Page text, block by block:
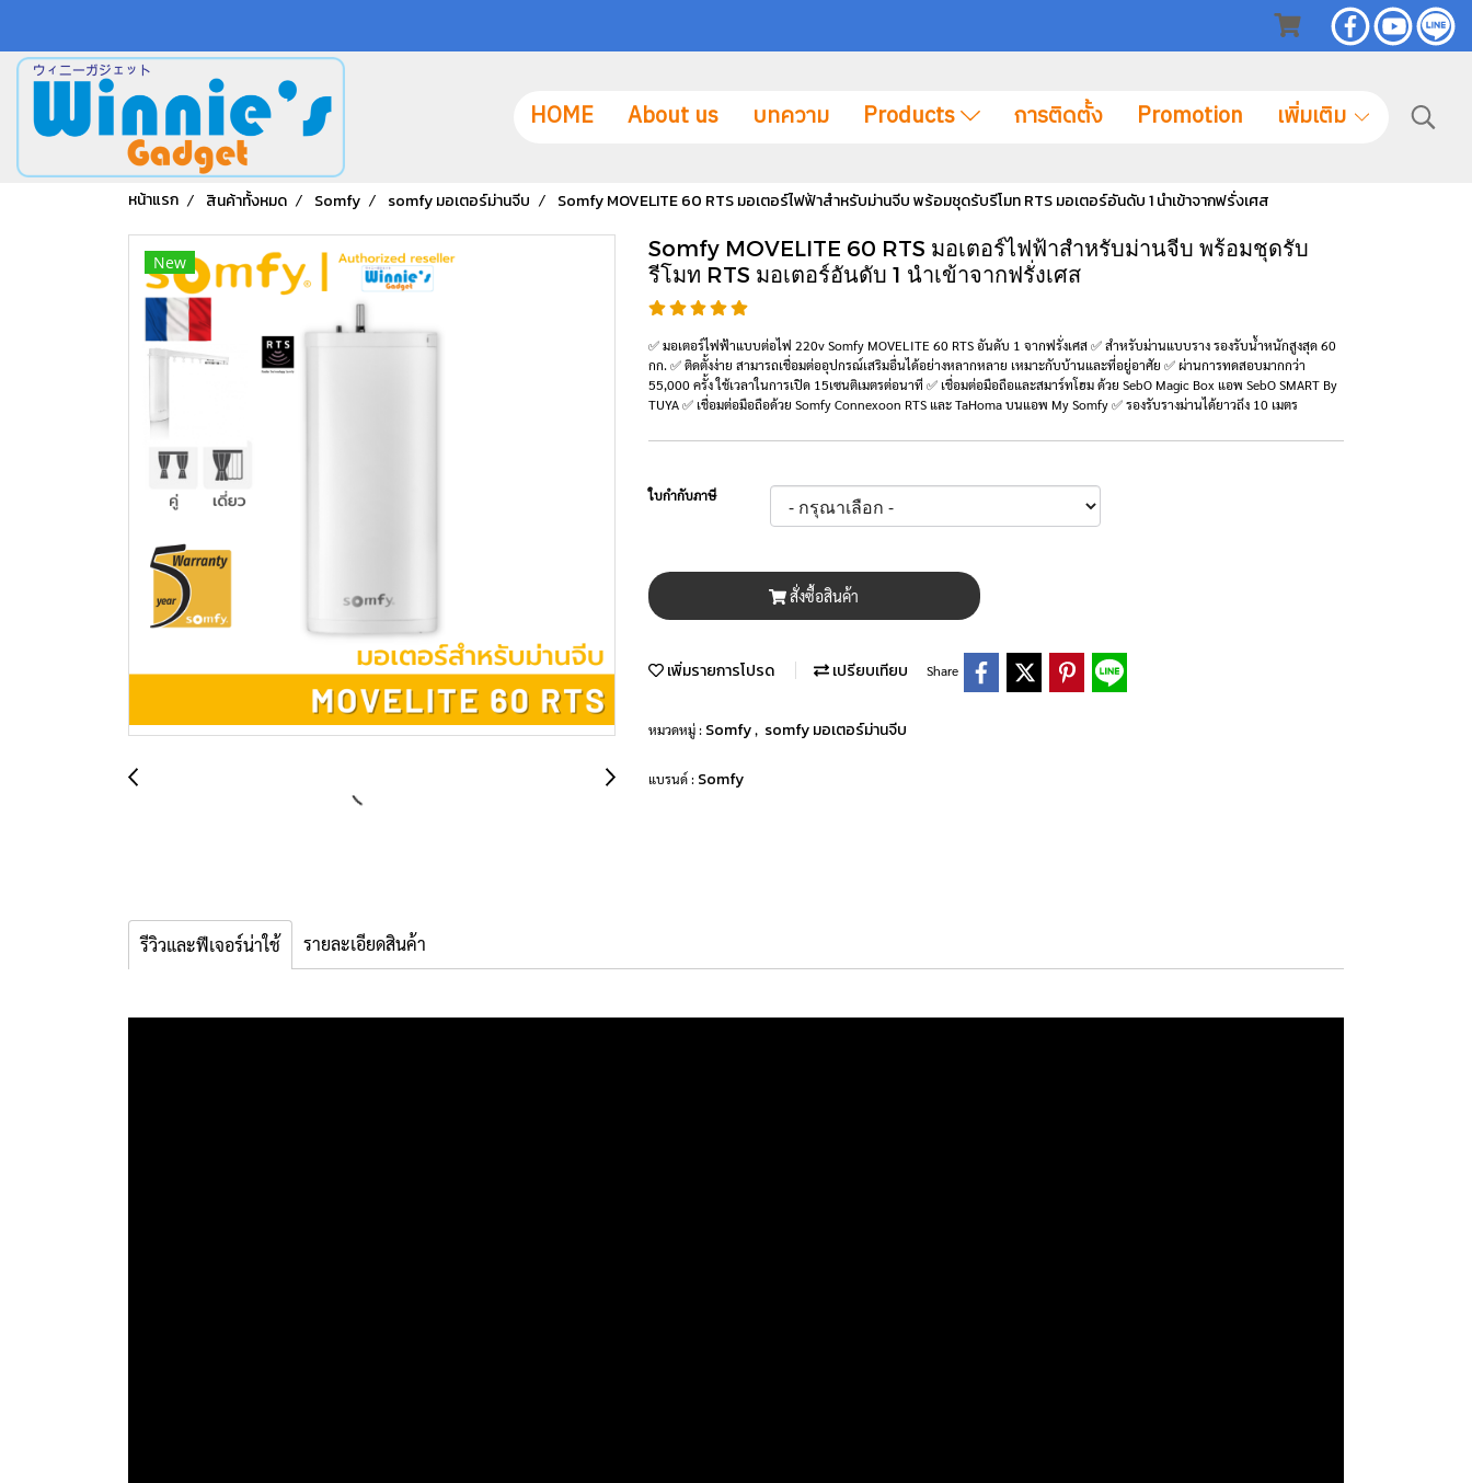
HOME About us บทความ Products การติดตั้ง Promotion เพิ่มเติม
หน้าแรก สินค้าทั้งหมด Somfy somfy มอเตอร์ม่านจีบ Somfy MOVELITE 60 RTS มอเตอร์ไฟฟ้าสำหรับม่านจีบ พร้อมชุดรับรีโมท RTS มอเตอร์อันดับ 1 นำเข้าจากฟรั่งเศส
New
Somfy MOVELITE 60 RTS มอเตอร์ไฟฟ้าสำหรับม่านจีบ พร้อมชุดรับ
รีโมท RTS มอเตอร์อันดับ 1 นำเข้าจากฟรั่งเศส
✅ มอเตอร์ไฟฟ้าแบบต่อไฟ 220v Somfy MOVELITE 60 RTS อันดับ 1 จากฟรั่งเศส ✅ สำหรับม่านแบบราง รองรับน้ำหนักสูงสุด 60
กก. ✅ ติดตั้งง่าย สามารถเชื่อมต่ออุปกรณ์เสริมอื่นได้อย่างหลากหลาย เหมาะกับบ้านและที่อยู่อาศัย ✅ ผ่านการทดสอบมากกว่า
55,000 ครั้ง ใช้เวลาในการเปิด 15เซนติเมตรต่อนาที ✅ เชื่อมต่อมือถือและสมาร์ทโฮม ด้วย SebO Magic Box แอพ SebO SMART By
TUYA ✅ เชื่อมต่อมือถือด้วย Somfy Connexoon RTS และ TaHoma บนแอพ My Somfy ✅ รองรับรางม่านได้ยาวถึง 10 เมตร
ใบกำกับภาษี
สั่งซื้อสินค้า
เพิ่มรายการโปรด เปรียบเทียบ Share
หมวดหมู่ : Somfy, somfy มอเตอร์ม่านจีบ
แบรนด์ : Somfy
รีวิวและฟีเจอร์น่าใช้ รายละเอียดสินค้า